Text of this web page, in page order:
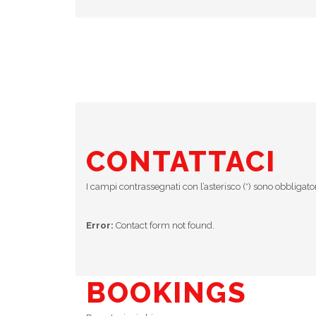
CONTATTACI
I campi contrassegnati con l’asterisco (*) sono
Error: Contact form not found.
BOOKINGS